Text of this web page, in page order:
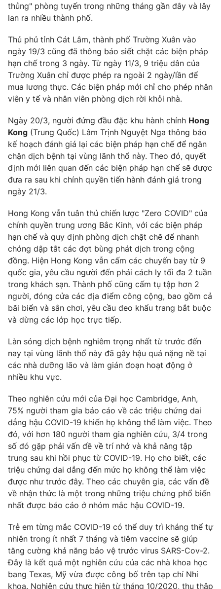
thủng" phòng tuyến trong những tháng gần đây và lây
lan ra nhiều thành phố.
Thủ phủ tỉnh Cát Lâm, thành phố Trường Xuân vào
ngày 19/3 cũng đã thông báo siết chặt các biện pháp
hạn chế trong 3 ngày. Từ ngày 11/3, 9 triệu dân của
Trường Xuân chỉ được phép ra ngoài 2 ngày/lần để
mua lương thực. Các biện pháp mới chỉ cho phép nhân
viên y tế và nhân viên phòng dịch rời khỏi nhà.
Ngày 20/3, người đứng đầu đặc khu hành chính Hong
Kong (Trung Quốc) Lâm Trịnh Nguyệt Nga thông báo
kế hoạch đánh giá lại các biện pháp hạn chế để ngăn
chặn dịch bệnh tại vùng lãnh thổ này. Theo đó, quyết
định mới liên quan đến các biện pháp hạn chế sẽ được
đưa ra sau khi chính quyền tiến hành đánh giá trong
ngày 21/3.
Hong Kong vẫn tuân thủ chiến lược "Zero COVID" của
chính quyền trung ương Bắc Kinh, với các biện pháp
hạn chế và quy định phòng dịch chặt chẽ để nhanh
chóng dập tắt các đợt bùng phát dịch trong cộng
đồng. Hiện Hong Kong vẫn cấm các chuyến bay từ 9
quốc gia, yêu cầu người đến phải cách ly tối đa 2 tuần
trong khách sạn. Thành phố cũng cấm tụ tập hơn 2
người, đóng cửa các địa điểm công cộng, bao gồm cả
bãi biển và sân chơi, yêu cầu đeo khẩu trang bắt buộc
và dừng các lớp học trực tiếp.
Làn sóng dịch bệnh nghiêm trọng nhất từ trước đến
nay tại vùng lãnh thổ này đã gây hậu quả nặng nề tại
các nhà dưỡng lão và làm gián đoạn hoạt động ở
nhiều khu vực.
Theo nghiên cứu mới của Đại học Cambridge, Anh,
75% người tham gia báo cáo về các triệu chứng dai
dẳng hậu COVID-19 khiến họ không thể làm việc. Theo
đó, với hơn 180 người tham gia nghiên cứu, 3/4 trong
số đó gặp phải vấn đề về trí nhớ và khả năng tập
trung sau khi hồi phục từ COVID-19. Họ cho biết, các
triệu chứng dai dẳng đến mức họ không thể làm việc
được như trước đây. Theo các chuyên gia, các vấn đề
về nhận thức là một trong những triệu chứng phổ biến
nhất được báo cáo ở nhóm mắc hậu COVID-19.
Trẻ em từng mắc COVID-19 có thể duy trì kháng thể tự
nhiên trong ít nhất 7 tháng và tiêm vaccine sẽ giúp
tăng cường khả năng bảo vệ trước virus SARS-Cov-2.
Đây là kết quả một nghiên cứu của các nhà khoa học
bang Texas, Mỹ vừa được công bố trên tạp chí Nhi
khoa. Nghiên cứu thực hiện từ tháng 10/2020, thu thập